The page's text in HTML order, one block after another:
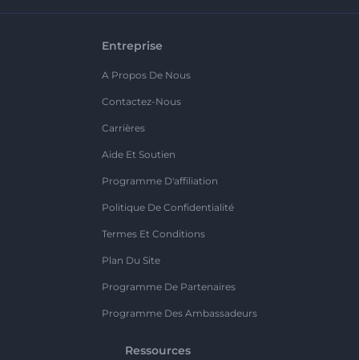
Entreprise
A Propos De Nous
Contactez-Nous
Carrières
Aide Et Soutien
Programme D'affiliation
Politique De Confidentialité
Termes Et Conditions
Plan Du Site
Programme De Partenaires
Programme Des Ambassadeurs
Ressources